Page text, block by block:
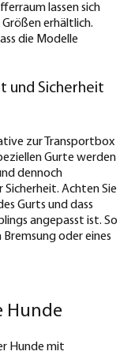
lassen sich
erhältlich.
die Modelle
und Sicherheit
zur Transportbox
Gurte werden
dennoch
Achten Sie
Gurts und dass
angepasst ist. So
oder eines
Hunde
Hunde mit